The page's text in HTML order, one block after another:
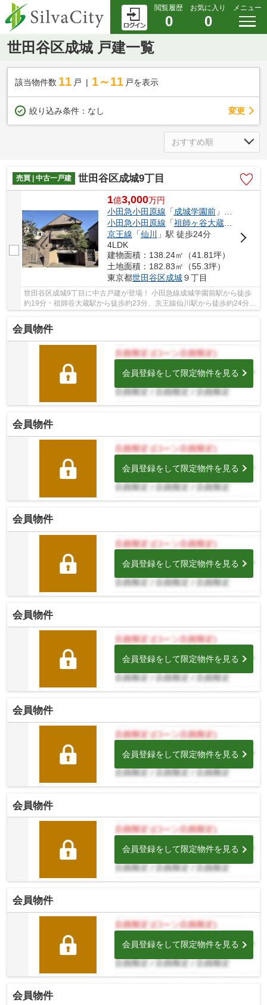
閲覧履歴
0
お気に入り
0
メニュー
世田谷区成城 戸建一覧
該当物件数 11 戸 1～11 戸を表示
絞り込み条件： なし 変更
売買 | 中古一戸建 世田谷区成城9丁目
1億3,000万円
小田急小田原線 「成城学園前」駅 徒歩19分
小田急小田原線 「祖師ヶ谷大蔵」駅 徒歩
京王線 「仙川
」駅 徒歩24分
4LDK
建物面積：138.24㎡（41.81坪）
土地面積：182.83㎡（55.3坪）
東京都世田谷区成城９丁目
世田谷区成城9丁目に中古戸建が登場！ 小田急線成城学園前駅から徒歩
約19分・祖師谷大蔵駅から徒歩約23分、京王線仙川駅から徒歩約24分。
会員物件
会員登録をして限定物件を見る
会員物件
会員登録をして限定物件を見る
会員物件
会員登録をして限定物件を見る
会員物件
会員登録をして限定物件を見る
会員物件
会員登録をして限定物件を見る
会員物件
会員登録をして限定物件を見る
会員物件
会員登録をして限定物件を見る
会員物件